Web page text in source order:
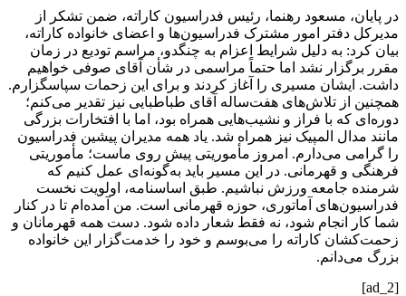
در پایان، مسعود رهنما، رئیس فدراسیون کاراته، ضمن تشکر از
مدیرکل دفتر امور مشترک فدراسیون‌ها و اعضای خانواده کاراته،
بیان کرد: به دلیل شرایط اعزام به چنگدو، مراسم تودیع در زمان
مقرر برگزار نشد اما حتماً مراسمی در شأن آقای صوفی خواهیم
داشت. ایشان مسیری را آغاز کردند و برای این زحمات سپاسگزارم.
همچنین از تلاش‌های هفت‌ساله آقای طباطبایی نیز تقدیر می‌کنم؛
دوره‌ای که با فراز و نشیب‌هایی همراه بود، اما با افتخارات بزرگی
مانند مدال المپیک نیز همراه شد. یاد همه مدیران پیشین فدراسیون
را گرامی می‌دارم. امروز مأموریتی پیش روی ماست؛ مأموریتی
فرهنگی و قهرمانی. در این مسیر باید به‌گونه‌ای عمل کنیم که
شرمنده جامعه ورزش نباشیم. طبق اساسنامه، اولویت نخست
فدراسیون‌های آماتوری، حوزه قهرمانی است. من آمده‌ام تا در کنار
شما کار انجام شود، نه فقط شعار داده شود. دست همه قهرمانان و
زحمت‌کشان کاراته را می‌بوسم و خود را خدمت‌گزار این خانواده
بزرگ می‌دانم.
[ad_2]